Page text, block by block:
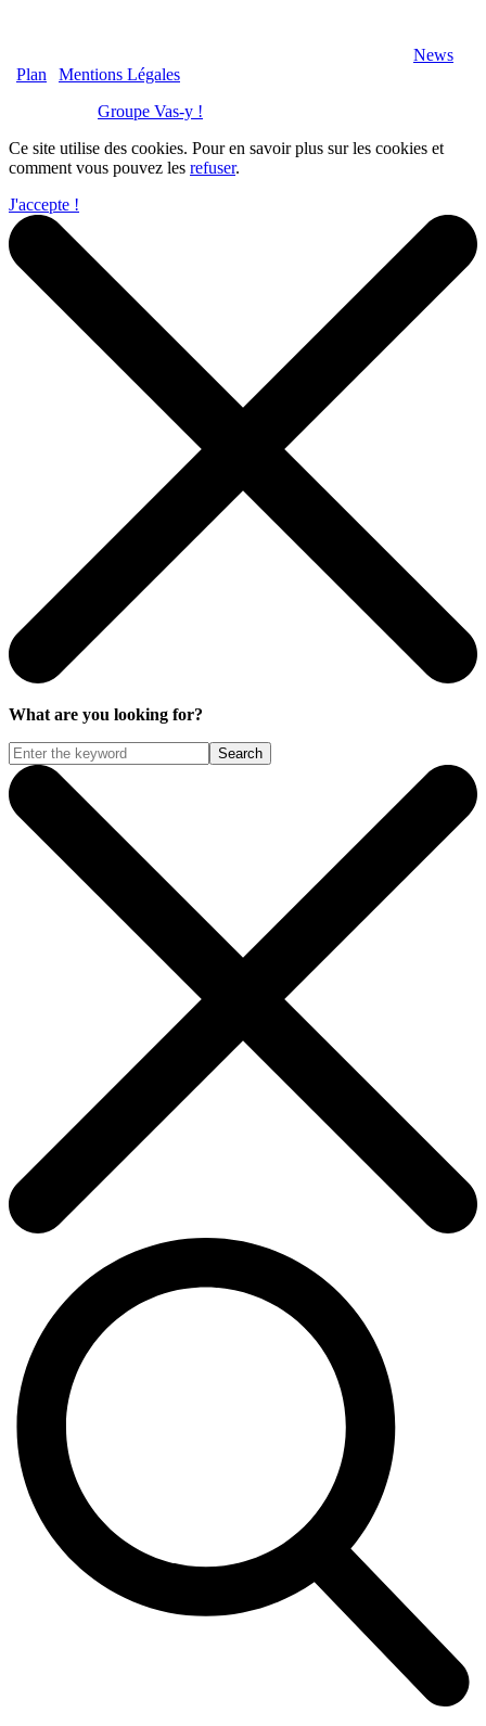
News
Plan
Mentions Légales
Groupe Vas-y !
Ce site utilise des cookies. Pour en savoir plus sur les cookies et
comment vous pouvez les refuser.
J'accepte !
What are you looking for?
Search